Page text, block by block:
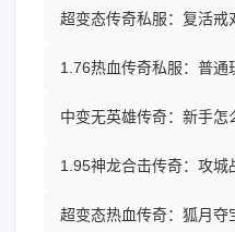
超变态传奇私服：复活戒
1.76热血传奇私服：普通
中变无英雄传奇：新手怎
1.95神龙合击传奇：攻城
超变态热血传奇：狐月夺